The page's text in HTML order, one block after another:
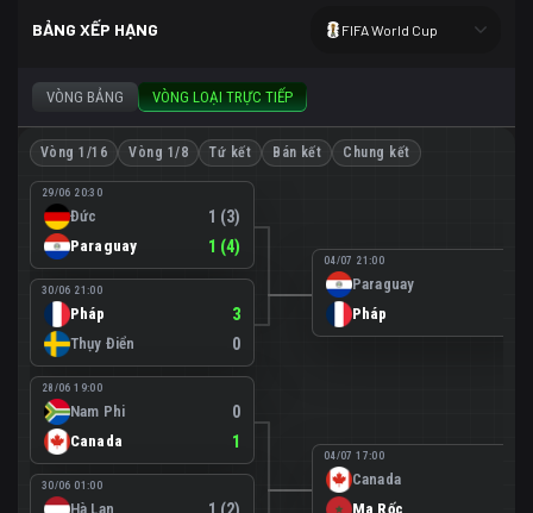
BẢNG XẾP HẠNG FIFA World Cup
VÒNG BẢNG VÒNG LOẠI TRỰC TIẾP
Vòng 1/16 Vòng 1/8 Tứ kết Bán kết Chung kết
29/06 20:30
Đức 1 (3)
Paraguay 1 (4)
30/06 21:00
Pháp 3
Thụy Điển 0
28/06 19:00
Nam Phi 0
Canada 1
30/06 01:00
Hà Lan 1 (2)
04/07 21:00
Paraguay
Pháp
04/07 17:00
Canada
Ma Rốc